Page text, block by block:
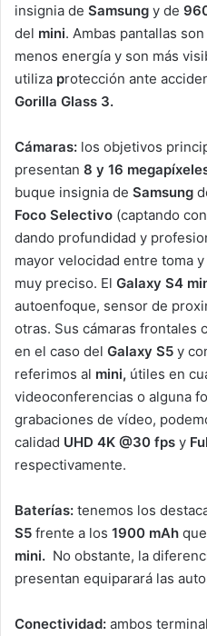
insignia de Samsung y de
del mini. Ambas pantallas son
menos energía y son más
utiliza protección ante
Gorilla Glass 3.
Cámaras: los objetivos
presentan 8 y 16
buque insignia de Samsung
Foco Selectivo (captando
dando profundidad y
mayor velocidad entre toma
muy preciso. El Galaxy S4
autoenfoque, sensor de
otras. Sus cámaras frontales
en el caso del Galaxy S5 y
referimos al mini, útiles en
videoconferencias o alguna
grabaciones de vídeo,
calidad UHD 4K @30 fps y
respectivamente.
Baterías: tenemos los
S5 frente a los 1900 mAh
mini. No obstante, la
presentan equiparará las
Conectividad: ambos